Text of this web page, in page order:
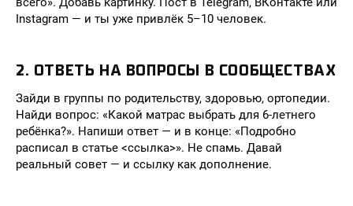
Instagram — и ты уже привлёк 5–10 человек.
2. ОТВЕТЬ НА ВОПРОСЫ В СООБЩЕСТВАХ
Зайди в группы по родительству, здоровью, ортопедии.
Найди вопрос: «Какой матрас выбрать для 6-летнего
ребёнка?». Напиши ответ — и в конце: «Подробно
расписал в статье <ссылка>». Не спамь. Давай
реальный совет — и ссылку как дополнение.